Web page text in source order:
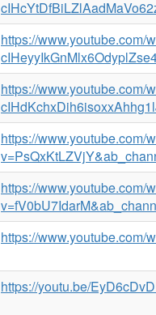
https://www.youtube.com/
https://www.youtube.com/
https://www.youtube.com/
https://www.youtube.com/
https://www.youtube.com/
https://youtu.be/